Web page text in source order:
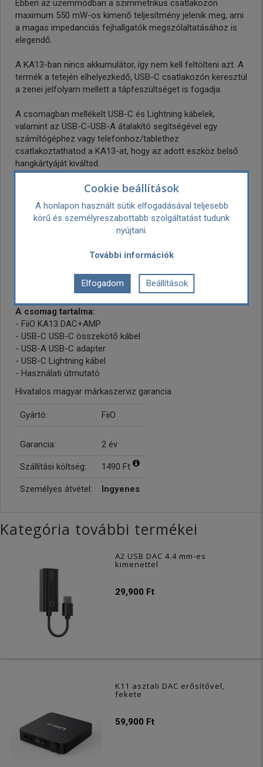
Ebben az üzemmódban a szimmetrikus csatlakozón
maximum 550 mW-os kimenő teljesítmény jelenik meg, ami
a magas impedanciás fejhallgatók megszólaltatásához is
elegendő.
A KA13-ban nincs akkumulátor, így nem kell feltölteni azt. A
termék a tetején elhelyezkedő, USB-C csatlakozón keresztül
a zenei jelfolyam mellett a tápfeszültséget is fogadja.
A csomagban mellékelt USB-C és Lightning kábelek,
valamint az USB-C-USB-A átalakító segítségével egy
számítógéphez vagy telefonhoz/tablethez
csatlakoztathatod a KA13-at, hogy az adott eszköz belső
hangkártyáját kiváltsd.
A FiiO KA13-höz érdemes letölteni:
- Windows operációs rendszerre az USB DAC drivert a
fiio.hu/letoltes oldalról, ha valami miatt nem települ
automatikusan az illesztőprogram.
- A FiiO Control Appot a Google Play Store-ból, hogy
KA13 beállításain, pl. szűrők, SPDIF mód, firmware
A csomag tartalma:
- FiiO KA13 DAC+AMP
- USB-C USB-C összekötő kábel
- USB-A USB-C adapter
- USB-C Lightning kábel
- Használati útmutató
Hivatalos magyar márkaszerviz garancia.
Gyártó: FiiO
Garancia: 2 év
Szállítási költség: 1490 Ft
Személyes átvétel: Ingyenes
Kategória további termékei
A2 USB DAC 4.4 mm-es
kimenettel
29,900 Ft
K11 asztali DAC erősítővel,
fekete
59,900 Ft
Cookie beállítások
A honlapon használt sütik elfogadásával teljesebb
körű és személyreszabottabb szolgáltatást tudunk
nyújtani.
További információk
Elfogadom Beállítások